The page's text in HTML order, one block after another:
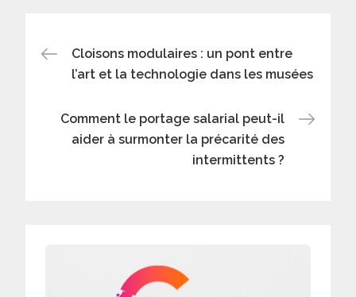
Navigation
l’article
Cloisons modulaires : un pont entre
l’art et la technologie dans les musées
Comment le portage salarial peut-il
aider à surmonter la précarité des
intermittents ?